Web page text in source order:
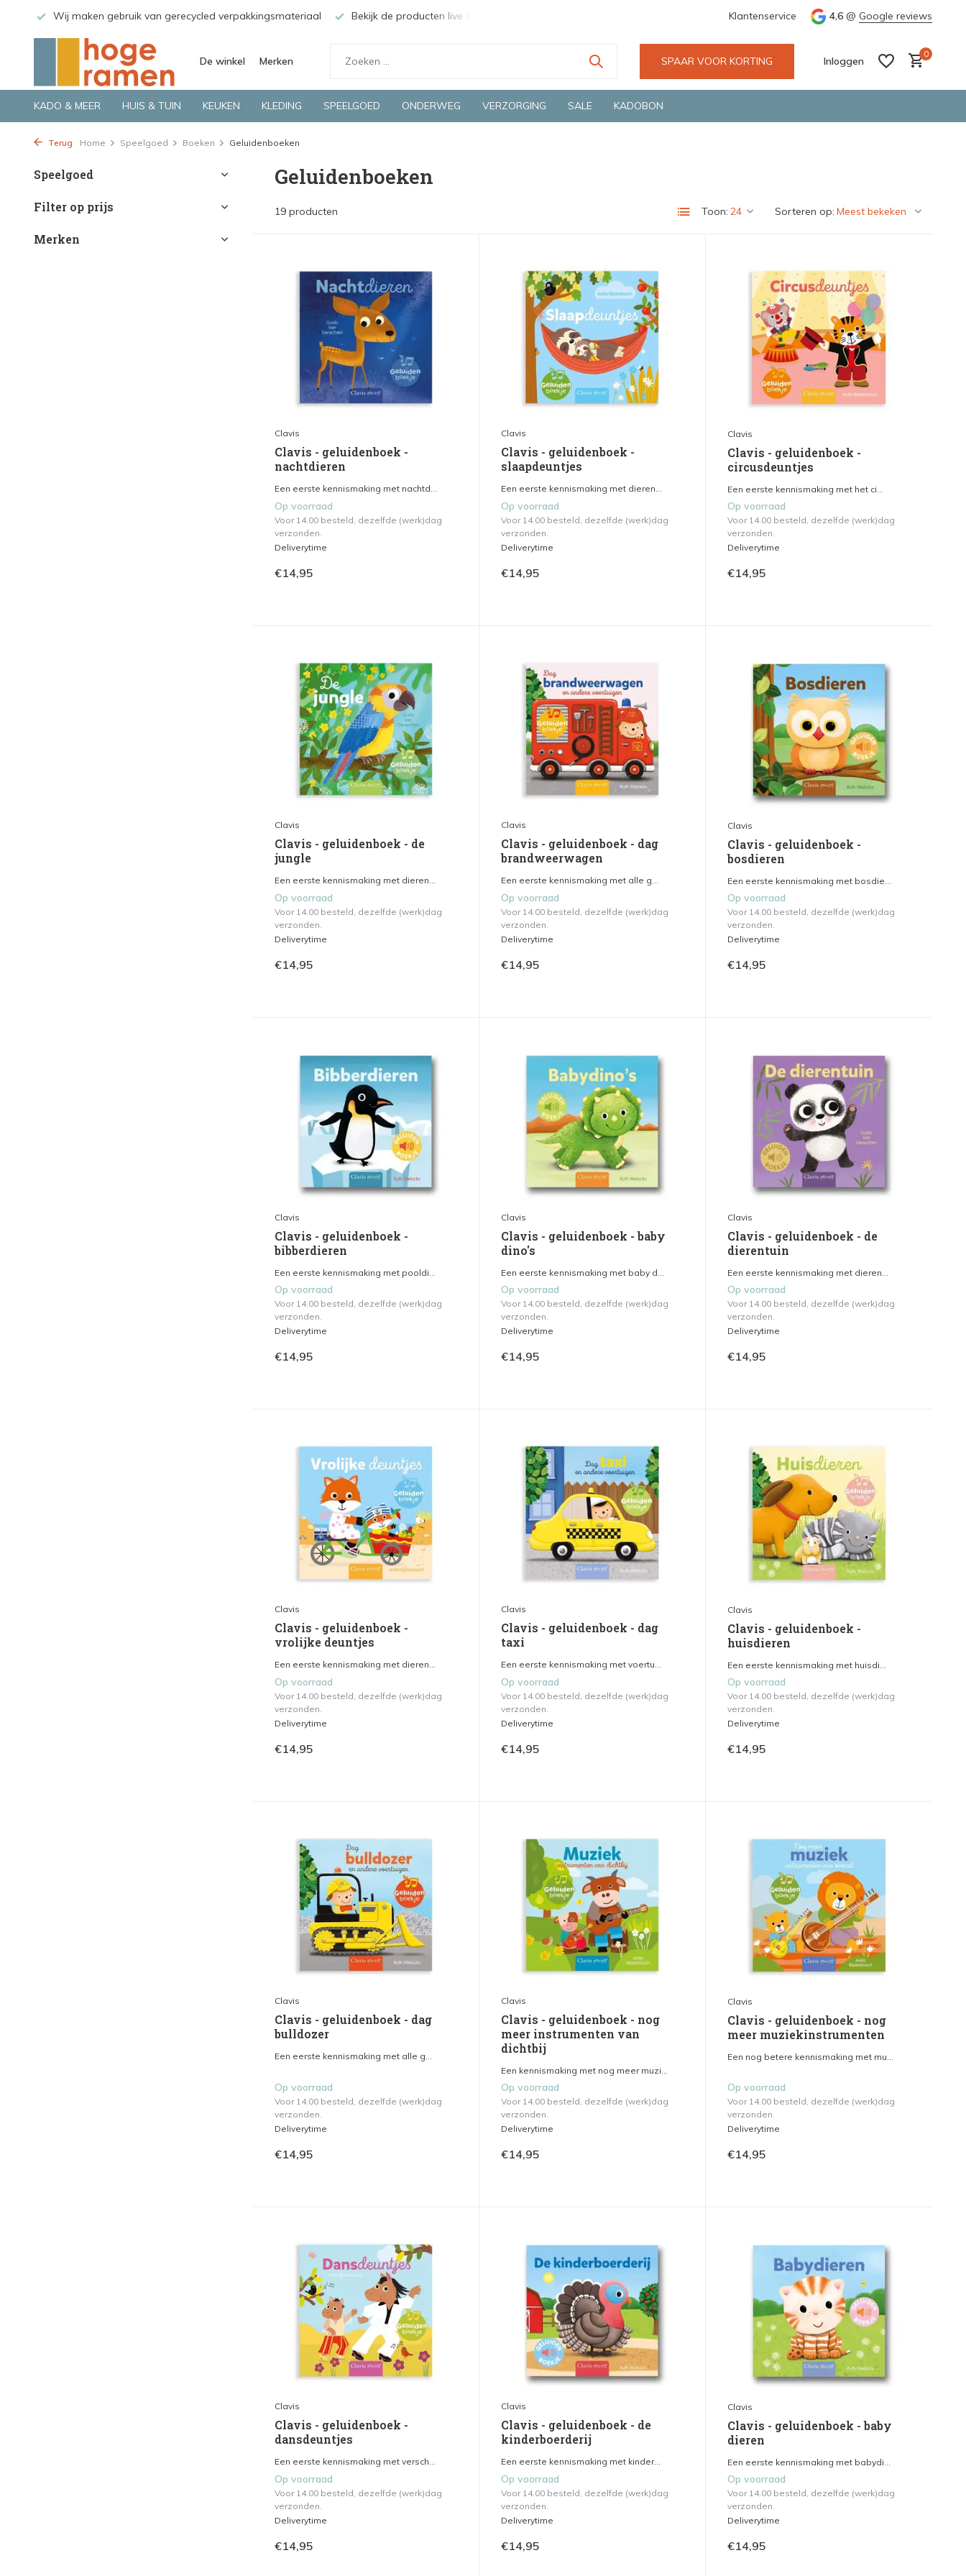
Bekijk de producten live in onze winkel in Deventer Groene en snelle bezorging door o.a. Fietskoerier en GLS. Wij maken gebruik van gerecycled verpakkingsmateriaal
Klantenservice 4,6 @ Google reviews
De winkel Merken SPAAR VOOR KORTING Inloggen
0
KADO & MEER HUIS & TUIN KEUKEN KLEDING SPEELGOED ONDERWEG VERZORGING SALE KADOBON
Terug Home Speelgoed Boeken Geluidenboeken
Speelgoed
Filter op prijs
Merken
Geluidenboeken
19 producten Toon: Sorteren op:
Clavis
Clavis - geluidenboek -
nachtdieren
Een eerste kennismaking met nachtd...
Op voorraad
Voor 14.00 besteld, dezelfde (werk)dag
verzonden.
Deliverytime
€14,95
Clavis
Clavis - geluidenboek -
slaapdeuntjes
Een eerste kennismaking met dieren...
Op voorraad
Voor 14.00 besteld, dezelfde (werk)dag
verzonden.
Deliverytime
€14,95
Clavis
Clavis - geluidenboek -
circusdeuntjes
Een eerste kennismaking met het ci...
Op voorraad
Voor 14.00 besteld, dezelfde (werk)dag
verzonden.
Deliverytime
€14,95
Clavis
Clavis - geluidenboek - de
jungle
Een eerste kennismaking met dieren...
Op voorraad
Voor 14.00 besteld, dezelfde (werk)dag
verzonden.
Deliverytime
€14,95
Clavis
Clavis - geluidenboek - dag
brandweerwagen
Een eerste kennismaking met alle g...
Op voorraad
Voor 14.00 besteld, dezelfde (werk)dag
verzonden.
Deliverytime
€14,95
Clavis
Clavis - geluidenboek -
bosdieren
Een eerste kennismaking met bosdie...
Op voorraad
Voor 14.00 besteld, dezelfde (werk)dag
verzonden.
Deliverytime
€14,95
Clavis
Clavis - geluidenboek -
bibberdieren
Een eerste kennismaking met pooldi...
Op voorraad
Voor 14.00 besteld, dezelfde (werk)dag
verzonden.
Deliverytime
€14,95
Clavis
Clavis - geluidenboek - baby
dino's
Een eerste kennismaking met baby d...
Op voorraad
Voor 14.00 besteld, dezelfde (werk)dag
verzonden.
Deliverytime
€14,95
Clavis
Clavis - geluidenboek - de
dierentuin
Een eerste kennismaking met dieren...
Op voorraad
Voor 14.00 besteld, dezelfde (werk)dag
verzonden.
Deliverytime
€14,95
Clavis
Clavis - geluidenboek -
vrolijke deuntjes
Een eerste kennismaking met dieren...
Op voorraad
Voor 14.00 besteld, dezelfde (werk)dag
verzonden.
Deliverytime
€14,95
Clavis
Clavis - geluidenboek - dag
taxi
Een eerste kennismaking met voertu...
Op voorraad
Voor 14.00 besteld, dezelfde (werk)dag
verzonden.
Deliverytime
€14,95
Clavis
Clavis - geluidenboek -
huisdieren
Een eerste kennismaking met huisdi...
Op voorraad
Voor 14.00 besteld, dezelfde (werk)dag
verzonden.
Deliverytime
€14,95
Clavis
Clavis - geluidenboek - dag
bulldozer
Een eerste kennismaking met alle g...
Op voorraad
Voor 14.00 besteld, dezelfde (werk)dag
verzonden.
Deliverytime
€14,95
Clavis
Clavis - geluidenboek - nog
meer instrumenten van
dichtbij
Een kennismaking met nog meer muzi...
Op voorraad
Voor 14.00 besteld, dezelfde (werk)dag
verzonden.
Deliverytime
€14,95
Clavis
Clavis - geluidenboek - nog
meer muziekinstrumenten
Een nog betere kennismaking met mu...
Op voorraad
Voor 14.00 besteld, dezelfde (werk)dag
verzonden.
Deliverytime
€14,95
Clavis
Clavis - geluidenboek -
dansdeuntjes
Een eerste kennismaking met versch...
Op voorraad
Voor 14.00 besteld, dezelfde (werk)dag
verzonden.
Deliverytime
€14,95
Clavis
Clavis - geluidenboek - de
kinderboerderij
Een eerste kennismaking met kinder...
Op voorraad
Voor 14.00 besteld, dezelfde (werk)dag
verzonden.
Deliverytime
€14,95
Clavis
Clavis - geluidenboek - baby
dieren
Een eerste kennismaking met babydi...
Op voorraad
Voor 14.00 besteld, dezelfde (werk)dag
verzonden.
Deliverytime
€14,95